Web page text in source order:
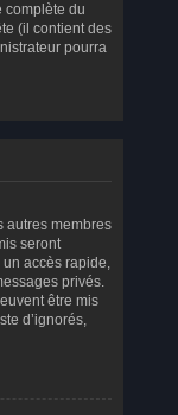
complète du
(il contient des
pourra
autres membres
seront
accès rapide,
privés.
être mis
d’ignorés,